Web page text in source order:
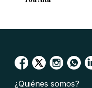
¿Quiénes somos?